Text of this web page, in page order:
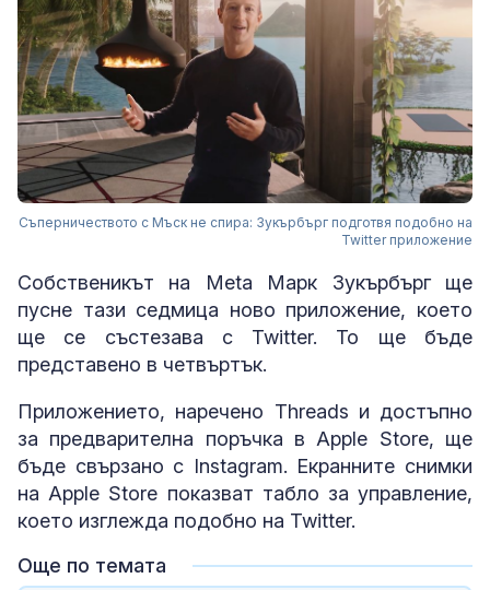
Съперничеството с Мъск не спира: Зукърбърг подготвя подобно на
Twitter приложение
Собственикът на Meta Марк Зукърбърг ще
пусне тази седмица ново приложение, което
ще се състезава с Twitter. То ще бъде
представено в четвъртък.
Приложението, наречено Threads и достъпно
за предварителна поръчка в Apple Store, ще
бъде свързано с Instagram. Екранните снимки
на Apple Store показват табло за управление,
което изглежда подобно на Twitter.
Още по темата